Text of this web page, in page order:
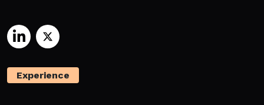
Experience